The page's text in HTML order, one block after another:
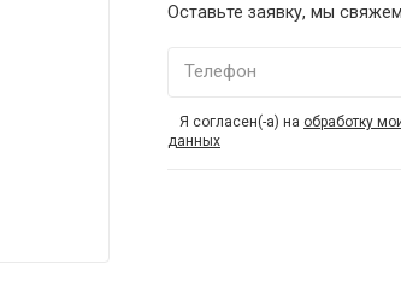
Оставьте заявку, мы
Телефон
Я согласен(-а) на обработку
данных